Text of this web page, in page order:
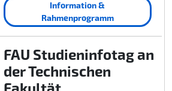
Information &
Rahmenprogramm
FAU Studieninfotag an
der Technischen